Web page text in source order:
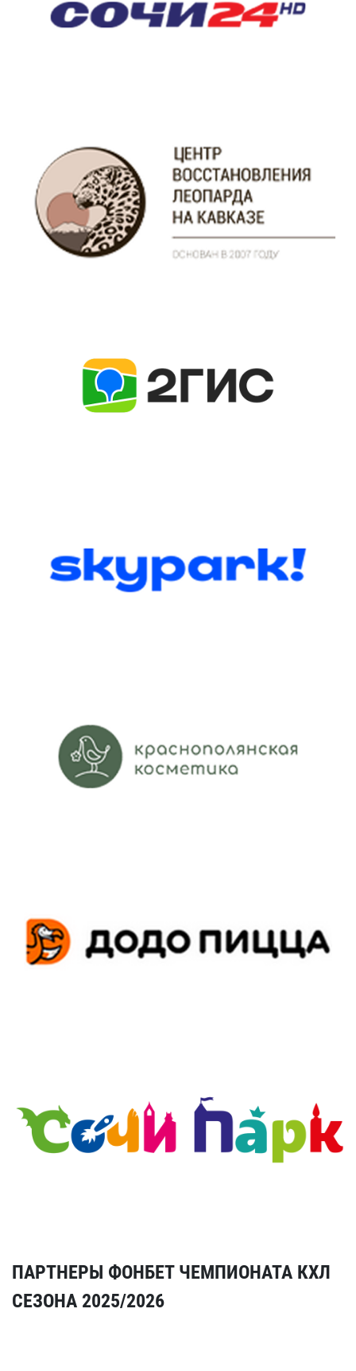
ПАРТНЕРЫ ФОНБЕТ ЧЕМПИОНАТА КХЛ
СЕЗОНА 2025/2026